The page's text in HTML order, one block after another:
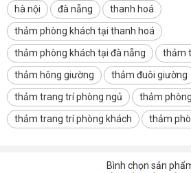
VIDEO CẬN CẢNH THẢM TRANG TRÍ
hà nội
đà nẵng
thanh hoá
thảm phòng khách tại thanh hoá
thảm phòng khách tại đà nẵng
thảm
thảm hông giường
thảm đuôi giường
thảm trang trí phòng ngủ
thảm
thảm trang trí phòng khách
thảm
Bình chọn sản